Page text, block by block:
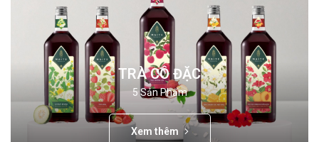
TRÀ CÔ ĐẶC
5 Sản Phẩm
Xem thêm